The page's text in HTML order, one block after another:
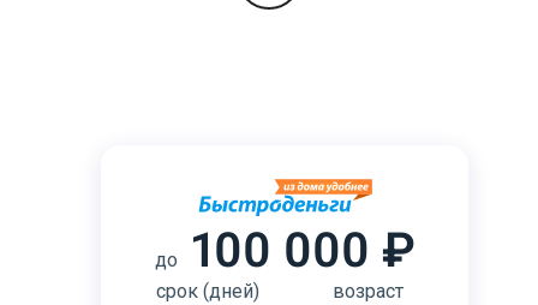
до 100 000 ₽
срок (дней) возраст